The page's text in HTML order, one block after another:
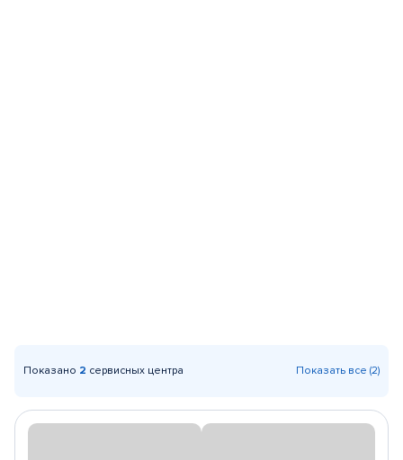
Показано 2 сервисных центра Показать все (2)